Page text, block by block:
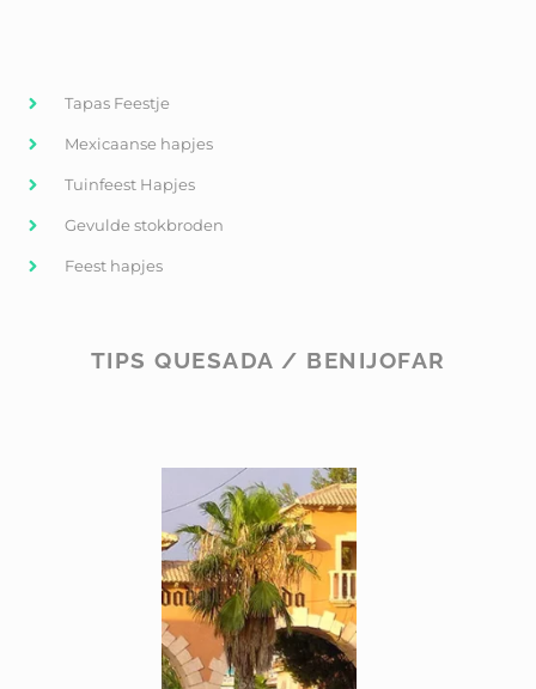
Tapas Feestje
Mexicaanse hapjes
Tuinfeest Hapjes
Gevulde stokbroden
Feest hapjes
TIPS QUESADA / BENIJOFAR